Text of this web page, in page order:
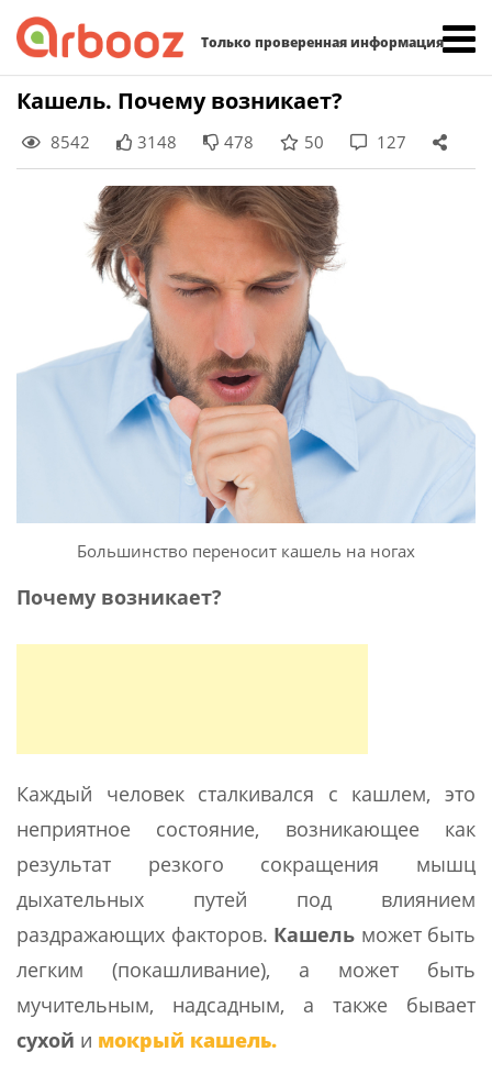
Только проверенная информация
Skip
content
Кашель. Почему возникает?
8542 3148 478 50 127
Большинство переносит кашель на ногах
Почему возникает?
Каждый человек сталкивался с кашлем, это
неприятное состояние, возникающее как
результат резкого сокращения мышц
дыхательных путей под влиянием
раздражающих факторов. Кашель может быть
легким (покашливание), а может быть
мучительным, надсадным, а также бывает
сухой и мокрый кашель.
Найти: